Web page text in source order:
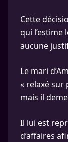
Cette
qui l’estime
aucune
Le mari
« relaxé sur
mais il
Il lui est
d’affaires